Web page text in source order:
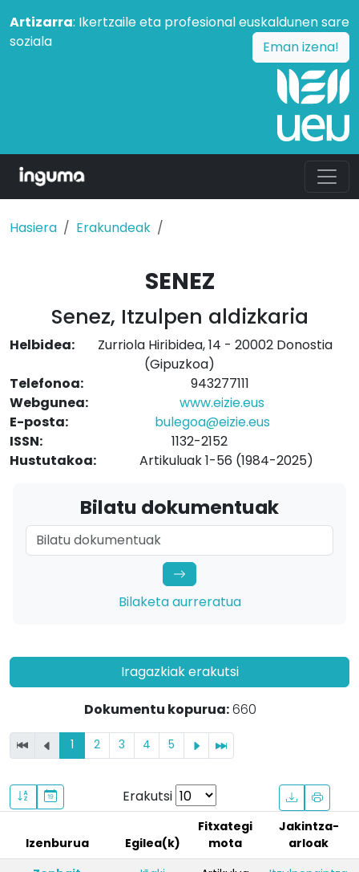
Artizarra: Ikertzaile eta profesional euskaldunen sare
soziala
Eman izena!
Hasiera Erakundeak
SENEZ
Senez, Itzulpen aldizkaria
Helbidea:
Zurriola Hiribidea, 14 - 20002 Donostia
(Gipuzkoa)
Telefonoa:
943277111
Webgunea:
www.eizie.eus
E-posta:
bulegoa@eizie.eus
ISSN:
1132-2152
Hustutakoa:
Artikuluak 1-56 (1984-2025)
Bilatu dokumentuak
Bilaketa aurreratua
Iragazkiak erakutsi
Dokumentu kopurua:660
1 2 3 4 5
Erakutsi
Izenburua Egilea(k)
Fitxategi
mota
Jakintza-
arloak